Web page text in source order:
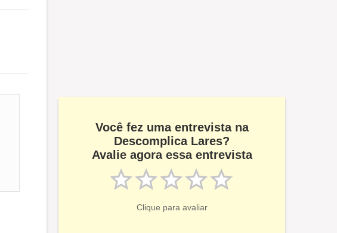
Você fez uma entrevista na
Descomplica Lares?
Avalie agora essa entrevista
Clique para avaliar